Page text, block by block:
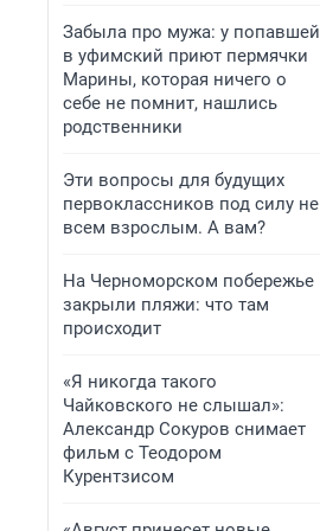
Забыла про мужа: у попавшей
в уфимский приют пермячки
Марины, которая ничего о
себе не помнит, нашлись
родственники
Эти вопросы для будущих
первоклассников под силу не
всем взрослым. А вам?
На Черноморском побережье
закрыли пляжи: что там
происходит
«Я никогда такого
Чайковского не слышал»:
Александр Сокуров снимает
фильм с Теодором
Курентзисом